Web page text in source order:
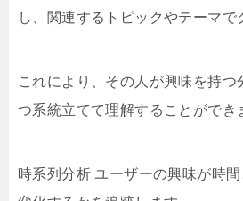
し、関連するトピックやテーマで
これにより、その人が興味を持つ
つ系統立てて理解することができ
時系列分析 ユーザーの興味が時